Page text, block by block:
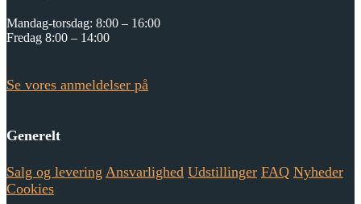
Mandag-torsdag: 8:00 – 16:00
Fredag 8:00 – 14:00
Se vores anmeldelser på
Generelt
Salg og levering Ansvarlighed Udstillinger FAQ Nyheder
Cookies